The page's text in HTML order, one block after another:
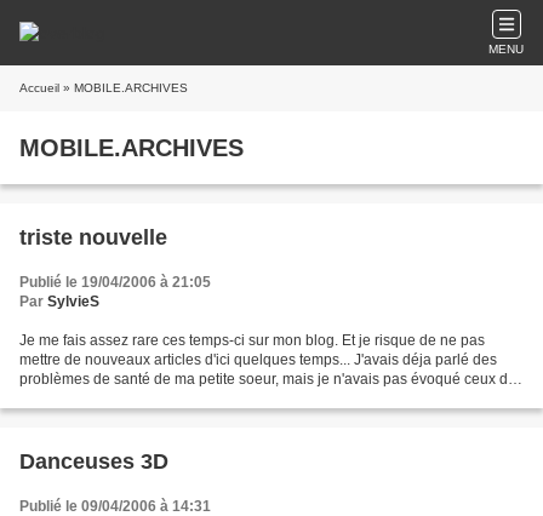
MENU
Accueil » MOBILE.ARCHIVES
MOBILE.ARCHIVES
triste nouvelle
Publié le 19/04/2006 à 21:05
Par SylvieS
Je me fais assez rare ces temps-ci sur mon blog. Et je risque de ne pas
mettre de nouveaux articles d'ici quelques temps... J'avais déja parlé des
problèmes de santé de ma petite soeur, mais je n'avais pas évoqué ceux de
Danceuses 3D
Publié le 09/04/2006 à 14:31